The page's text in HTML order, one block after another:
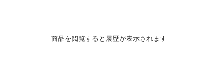
商品を閲覧すると履歴が表示されます